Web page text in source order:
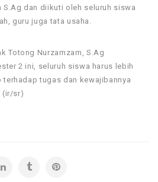
S.Ag dan diikuti oleh seluruh siswa
guru juga tata usaha.
Totong Nurzamzam, S.Ag
2 ini, seluruh siswa harus lebih
tugas dan kewajibannya
(ir/sr)